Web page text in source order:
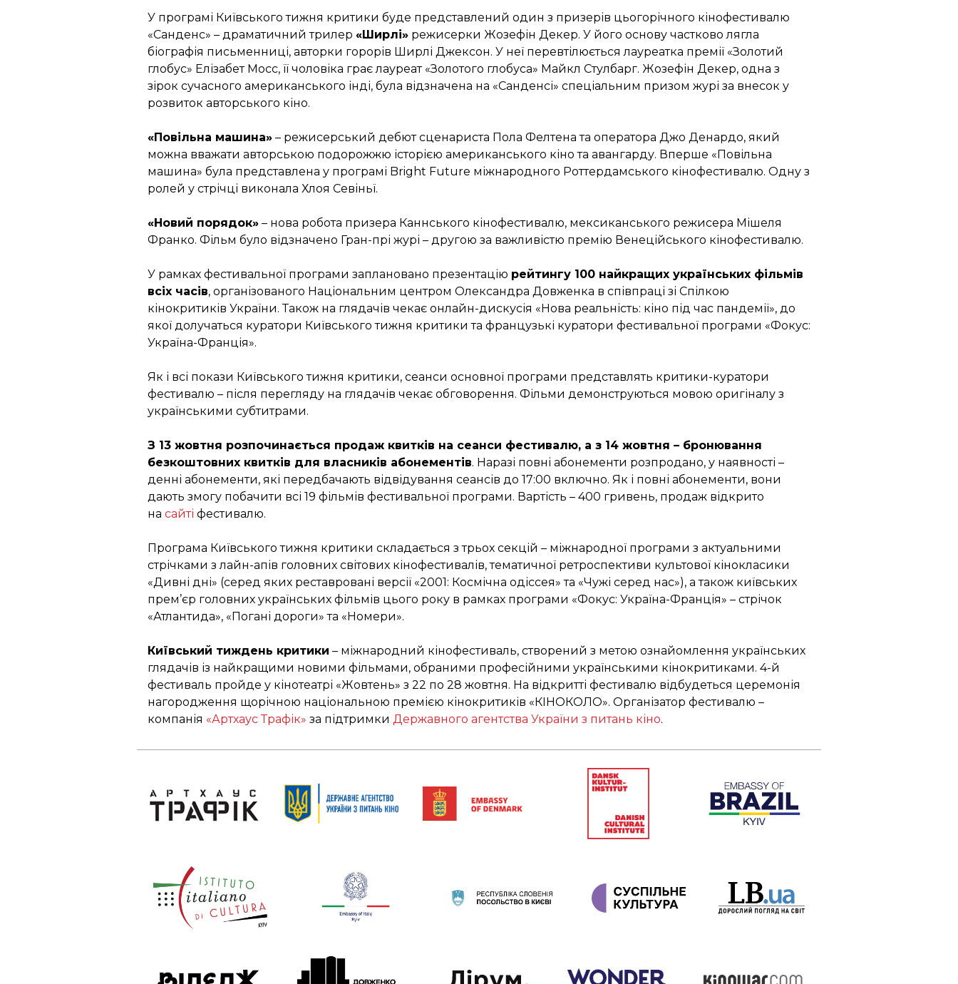
У програмі Київського тижня критики буде представлений один з призерів цьогорічного кінофестивалю
«Санденс» – драматичний трилер «Ширлі» режисерки Жозефін Декер. У його основу частково лягла
біографія письменниці, авторки горорів Ширлі Джексон. У неї перевтілюється лауреатка премії «Золотий
глобус» Елізабет Мосс, її чоловіка грає лауреат «Золотого глобуса» Майкл Стулбарг. Жозефін Декер, одна з
зірок сучасного американського інді, була відзначена на «Санденсі» спеціальним призом журі за внесок у
розвиток авторського кіно.
«Повільна машина» – режисерський дебют сценариста Пола Фелтена та оператора Джо Денардо, який
можна вважати авторською подорожжю історією американського кіно та авангарду. Вперше «Повільна
машина» була представлена у програмі Bright Future міжнародного Роттердамського кінофестивалю. Одну з
ролей у стрічці виконала Хлоя Севіньї.
«Новий порядок» – нова робота призера Каннського кінофестивалю, мексиканського режисера Мішеля
Франко. Фільм було відзначено Гран-прі журі – другою за важливістю премію Венеційського кінофестивалю.
У рамках фестивальної програми заплановано презентацію рейтингу 100 найкращих українських фільмів
всіх часів, організованого Національним центром Олександра Довженка в співпраці зі Спілкою
кінокритиків України. Також на глядачів чекає онлайн-дискусія «Нова реальність: кіно під час пандемії», до
якої долучаться куратори Київського тижня критики та французькі куратори фестивальної програми «Фокус:
Україна-Франція».
Як і всі покази Київського тижня критики, сеанси основної програми представлять критики-куратори
фестивалю – після перегляду на глядачів чекає обговорення. Фільми демонструються мовою оригіналу з
українськими субтитрами.
З 13 жовтня розпочинається продаж квитків на сеанси фестивалю, а з 14 жовтня – бронювання
безкоштовних квитків для власників абонементів. Наразі повні абонементи розпродано, у наявності –
денні абонементи, які передбачають відвідування сеансів до 17:00 включно. Як і повні абонементи, вони
дають змогу побачити всі 19 фільмів фестивальної програми. Вартість – 400 гривень, продаж відкрито
на сайті фестивалю.
Програма Київського тижня критики складається з трьох секцій – міжнародної програми з актуальними
стрічками з лайн-апів головних світових кінофестивалів, тематичної ретроспективи культової кінокласики
«Дивні дні» (серед яких реставровані версії «2001: Космічна одіссея» та «Чужі серед нас»), а також київських
прем’єр головних українських фільмів цього року в рамках програми «Фокус: Україна-Франція» – стрічок
«Атлантида», «Погані дороги» та «Номери».
Київський тиждень критики – міжнародний кінофестиваль, створений з метою ознайомлення українських
глядачів із найкращими новими фільмами, обраними професійними українськими кінокритиками. 4-й
фестиваль пройде у кінотеатрі «Жовтень» з 22 по 28 жовтня. На відкритті фестивалю відбудеться церемонія
нагородження щорічною національною премією кінокритиків «КІНОКОЛО». Організатор фестивалю –
компанія «Артхаус Трафік» за підтримки Державного агентства України з питань кіно.